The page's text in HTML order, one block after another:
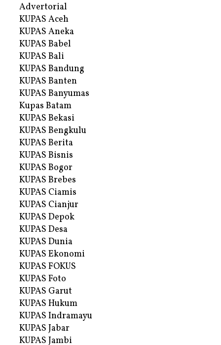
Advertorial
KUPAS Aceh
KUPAS Aneka
KUPAS Babel
KUPAS Bali
KUPAS Bandung
KUPAS Banten
KUPAS Banyumas
Kupas Batam
KUPAS Bekasi
KUPAS Bengkulu
KUPAS Berita
KUPAS Bisnis
KUPAS Bogor
KUPAS Brebes
KUPAS Ciamis
KUPAS Cianjur
KUPAS Depok
KUPAS Desa
KUPAS Dunia
KUPAS Ekonomi
KUPAS FOKUS
KUPAS Foto
KUPAS Garut
KUPAS Hukum
KUPAS Indramayu
KUPAS Jabar
KUPAS Jambi